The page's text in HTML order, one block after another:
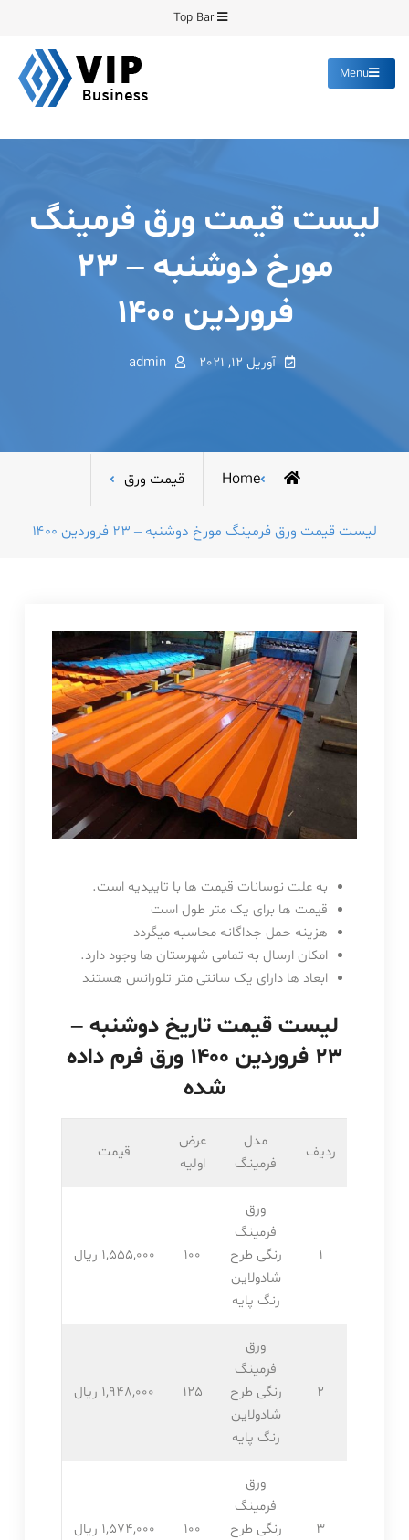
content
Top Bar
Menu
لیست قیمت ورق فرمینگ
مورخ دوشنبه – ۲۳
فروردین ۱۴۰۰
آوریل 12, 2021 admin
Home قیمت ورق
لیست قیمت ورق فرمینگ مورخ دوشنبه – ۲۳ فروردین ۱۴۰۰
به علت نوسانات قیمت ها با تاییدیه است.
قیمت ها برای یک متر طول است
هزینه حمل جداگانه محاسبه میگردد
امکان ارسال به تمامی شهرستان ها وجود دارد.
ابعاد ها دارای یک سانتی متر تلورانس هستند
لیست قیمت تاریخ دوشنبه –
۲۳ فروردین ۱۴۰۰ ورق فرم داده
شده
ردیف
مدل
فرمینگ
عرض
اولیه
قیمت
1
ورق
فرمینگ
رنگی طرح
شادولاین
رنگ پایه
100 1,555,۰۰۰ ریال
2
ورق
فرمینگ
رنگی طرح
شادولاین
رنگ پایه
125 1,948,۰۰۰ ریال
3
ورق
فرمینگ
رنگی طرح
100 1,574,۰۰۰ ریال